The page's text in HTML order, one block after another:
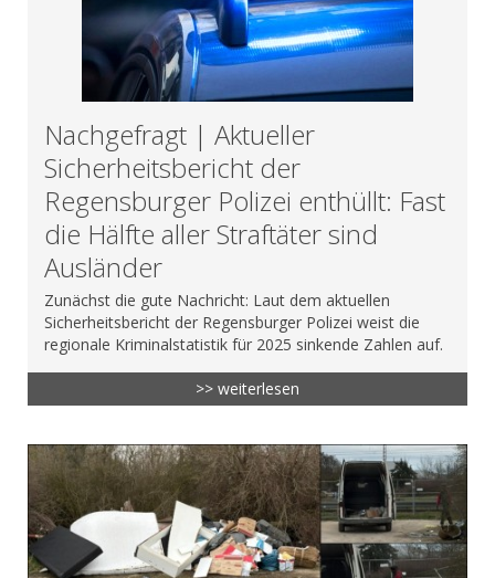
Nachgefragt | Aktueller
Sicherheitsbericht der
Regensburger Polizei enthüllt: Fast
die Hälfte aller Straftäter sind
Ausländer
Zunächst die gute Nachricht: Laut dem aktuellen
Sicherheitsbericht der Regensburger Polizei weist die
regionale Kriminalstatistik für 2025 sinkende Zahlen auf.
>> weiterlesen